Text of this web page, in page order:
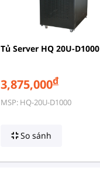
Tủ Server HQ 20U-D1000
3,875,000đ
MSP: HQ-20U-D1000
So sánh